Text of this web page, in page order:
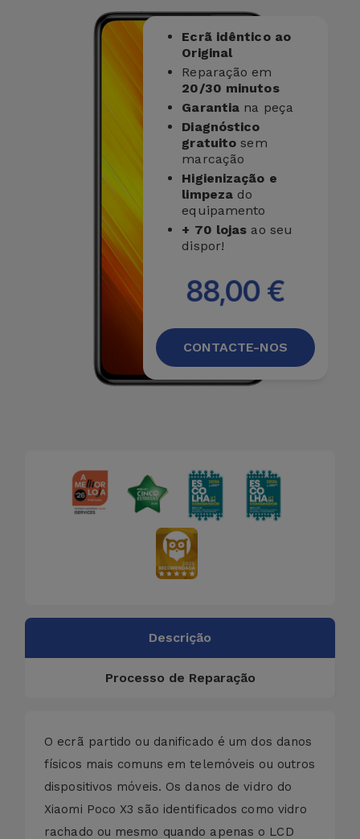
Ecrã idêntico ao
Original
Reparação em
20/30 minutos
Garantia na peça
Diagnóstico
gratuito sem
marcação
Higienização e
limpeza do
equipamento
+ 70 lojas ao seu
dispor!
88,00 €
CONTACTE-NOS
Descrição
Processo de Reparação
O ecrã partido ou danificado é um dos danos
físicos mais comuns em telemóveis ou outros
dispositivos móveis. Os danos de vidro do
Xiaomi Poco X3 são identificados como vidro
rachado ou mesmo quando apenas o LCD